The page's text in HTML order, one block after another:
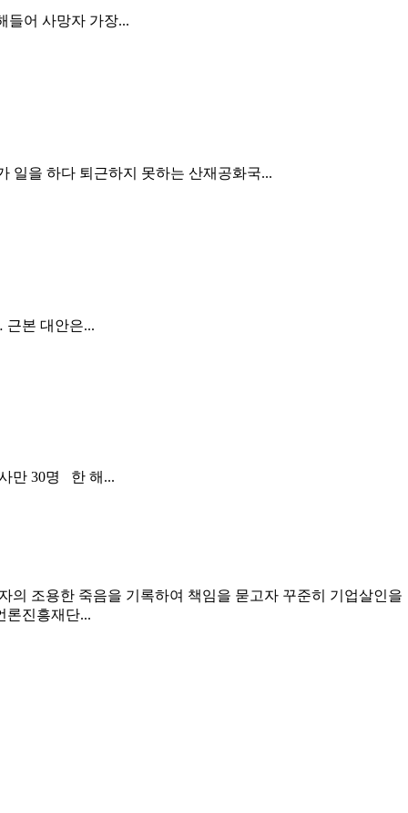
들어 사망자 가장...
일을 하다 퇴근하지 못하는 산재공화국...
근본 대안은...
만 30명 한 해...
의 조용한 죽음을 기록하여 책임을 묻고자 꾸준히 기업살인을
론진흥재단...